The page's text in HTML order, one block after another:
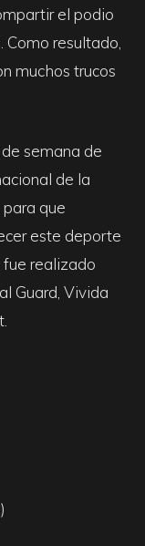
el podio
resultado,
muchos trucos
semana de
de la
que
este deporte
fue realizado
Guard, Vivida